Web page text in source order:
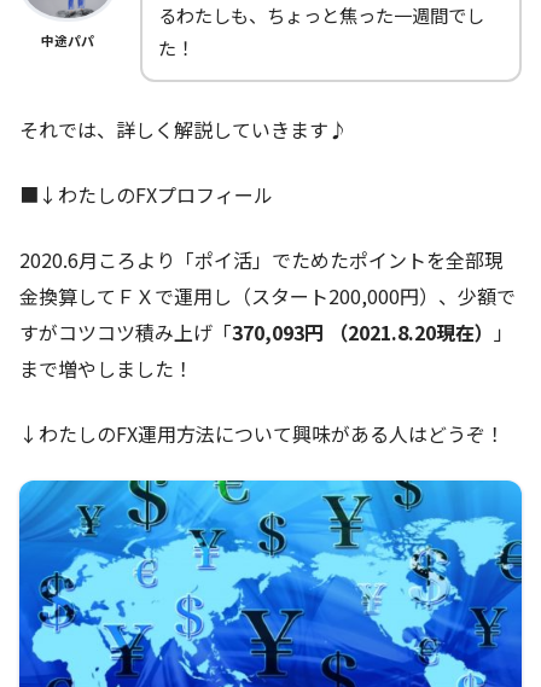
中途パパ
るわたしも、ちょっと焦った一週間でし
た！
それでは、詳しく解説していきます♪
■↓わたしのFXプロフィール
2020.6月ころより「ポイ活」でためたポイントを全部現
金換算してＦＸで運用し（スタート200,000円）、少額で
すがコツコツ積み上げ「370,093円 （2021.8.20現在） 」
まで増やしました！
↓わたしのFX運用方法について興味がある人はどうぞ！